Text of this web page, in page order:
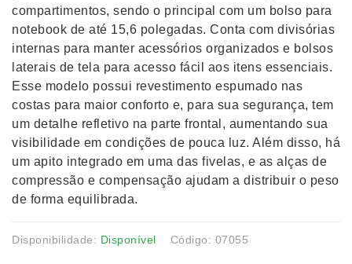
compartimentos, sendo o principal com um bolso para
notebook de até 15,6 polegadas. Conta com divisórias
internas para manter acessórios organizados e bolsos
laterais de tela para acesso fácil aos itens essenciais.
Esse modelo possui revestimento espumado nas
costas para maior conforto e, para sua segurança, tem
um detalhe refletivo na parte frontal, aumentando sua
visibilidade em condições de pouca luz. Além disso, há
um apito integrado em uma das fivelas, e as alças de
compressão e compensação ajudam a distribuir o peso
de forma equilibrada.
Disponibilidade: Disponível Código: 07055